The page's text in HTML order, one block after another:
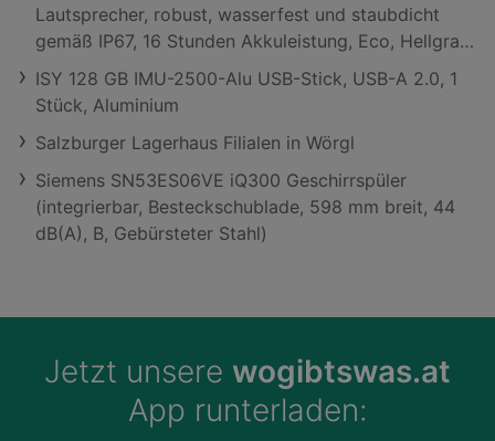
Lautsprecher, robust, wasserfest und staubdicht
gemäß IP67, 16 Stunden Akkuleistung, Eco, Hellgrau;
Bluetooth Lautsprecher
ISY 128 GB IMU-2500-Alu USB-Stick, USB-A 2.0, 1
Stück, Aluminium
Salzburger Lagerhaus Filialen in Wörgl
Siemens SN53ES06VE iQ300 Geschirrspüler
(integrierbar, Besteckschublade, 598 mm breit, 44
dB(A), B, Gebürsteter Stahl)
Jetzt unsere wogibtswas.at
App runterladen: